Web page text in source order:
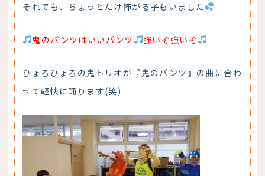
それでも、ちょっとだけ怖がる子もいました
鬼のパンツはいいパンツ 強いぞ強いぞ
ひょろひょろの鬼トリオが『鬼のパンツ』の曲に合わ
せて軽快に踊ります(笑)